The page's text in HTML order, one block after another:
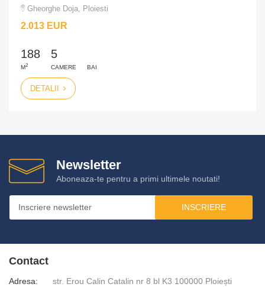
Gheorghe Doja, Ploiesti
2.013 EUR
188
M2
5
CAMERE BAI
DETALII
Newsletter
Aboneaza-te pentru a primi ultimele noutati!
INSCRIERE
Contact
Adresa:
str. Erou Calin Catalin nr 8 bl K3 100000 Ploiești